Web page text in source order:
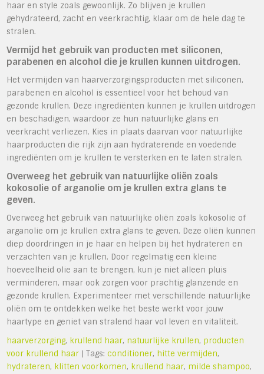
haar en style zoals gewoonlijk. Zo blijven je krullen
gehydrateerd, zacht en veerkrachtig, klaar om de hele dag te
stralen.
Vermijd het gebruik van producten met siliconen,
parabenen en alcohol die je krullen kunnen uitdrogen.
Het vermijden van haarverzorgingsproducten met siliconen,
parabenen en alcohol is essentieel voor het behoud van
gezonde krullen. Deze ingrediënten kunnen je krullen uitdrogen
en beschadigen, waardoor ze hun natuurlijke glans en
veerkracht verliezen. Kies in plaats daarvan voor natuurlijke
haarproducten die rijk zijn aan hydraterende en voedende
ingrediënten om je krullen te versterken en te laten stralen.
Overweeg het gebruik van natuurlijke oliën zoals
kokosolie of arganolie om je krullen extra glans te
geven.
Overweeg het gebruik van natuurlijke oliën zoals kokosolie of
arganolie om je krullen extra glans te geven. Deze oliën kunnen
diep doordringen in je haar en helpen bij het hydrateren en
verzachten van je krullen. Door regelmatig een kleine
hoeveelheid olie aan te brengen, kun je niet alleen pluis
verminderen, maar ook zorgen voor prachtig glanzende en
gezonde krullen. Experimenteer met verschillende natuurlijke
oliën om te ontdekken welke het beste werkt voor jouw
haartype en geniet van stralend haar vol leven en vitaliteit.
haarverzorging, krullend haar, natuurlijke krullen, producten
voor krullend haar | Tags:conditioner, hitte vermijden,
hydrateren, klitten voorkomen, krullend haar, milde shampoo,